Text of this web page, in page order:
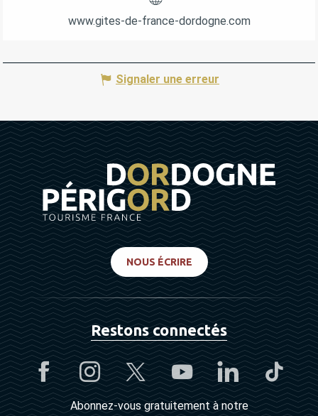
www.gites-de-france-dordogne.com
Signaler une erreur
NOUS ÉCRIRE
Restons connectés
Abonnez-vous gratuitement à notre